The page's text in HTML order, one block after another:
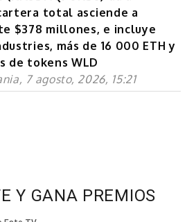
total asciende a
$378 millones, e incluye
más de 16 000 ETH y
de tokens WLD
7 agosto, 2026, 15:21
Y GANA PREMIOS